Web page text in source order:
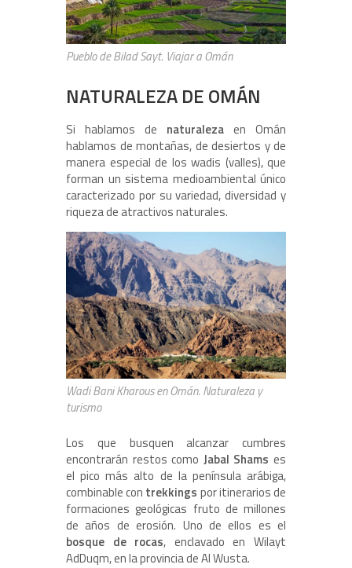
Pueblo de Bilad Sayt. Viajar a Omán
NATURALEZA DE OMÁN
Si hablamos de naturaleza en Omán
hablamos de montañas, de desiertos y de
manera especial de los wadis (valles), que
forman un sistema medioambiental único
caracterizado por su variedad, diversidad y
riqueza de atractivos naturales.
Wadi Bani Kharous en Omán. Naturaleza y
turismo
Los que busquen alcanzar cumbres
encontrarán restos como Jabal Shams es
el pico más alto de la península arábiga,
combinable con trekkings por itinerarios de
formaciones geológicas fruto de millones
de años de erosión. Uno de ellos es el
bosque de rocas, enclavado en Wilayt
AdDuqm, en la provincia de Al Wusta.